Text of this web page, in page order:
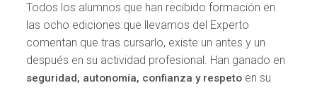
Todos los alumnos que han recibido formación en
las ocho ediciones que llevamos del Experto
comentan que tras cursarlo, existe un antes y un
después en su actividad profesional. Han ganado en
seguridad, autonomía, confianza y respeto en su